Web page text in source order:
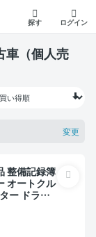
探す ログイン
車（個人売
変更
オートクル
ー ドライ